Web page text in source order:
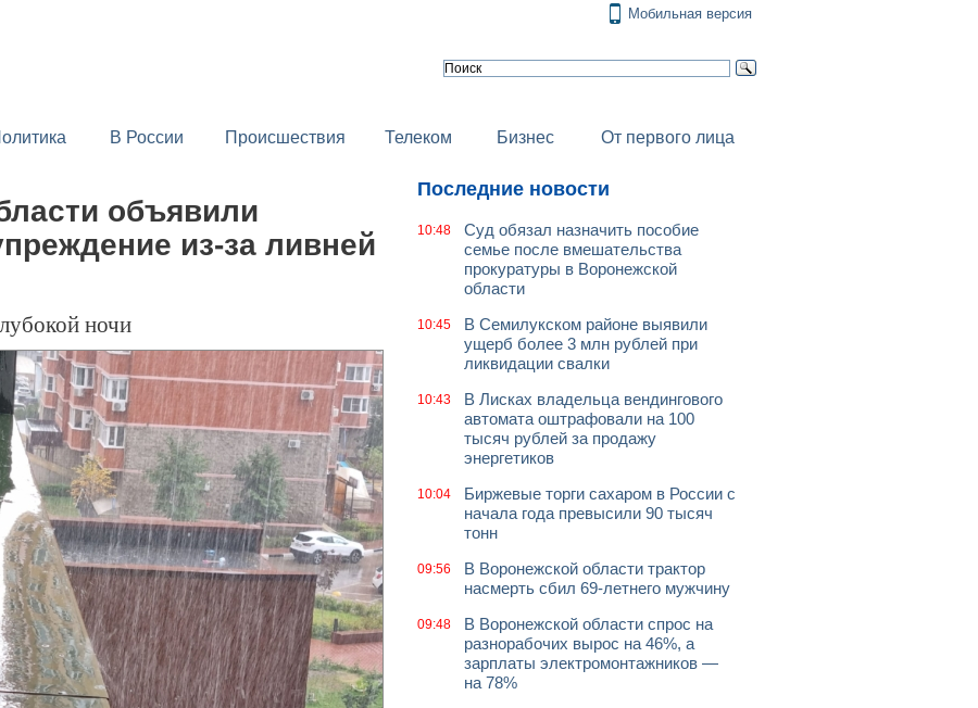
Мобильная версия
В России Происшествия Телеком Бизнес От первого лица
объявили
из-за ливней
ночи
Последние новости
10:48
Суд обязал назначить пособие
семье после вмешательства
прокуратуры в Воронежской
области
10:45
В Семилукском районе выявили
ущерб более 3 млн рублей при
ликвидации свалки
10:43
В Лисках владельца вендингового
автомата оштрафовали на 100
тысяч рублей за продажу
энергетиков
10:04
Биржевые торги сахаром в России с
начала года превысили 90 тысяч
тонн
09:56
В Воронежской области трактор
насмерть сбил 69-летнего мужчину
09:48
В Воронежской области спрос на
разнорабочих вырос на 46%, а
зарплаты электромонтажников —
на 78%